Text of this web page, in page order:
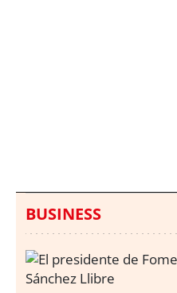
BUSINESS